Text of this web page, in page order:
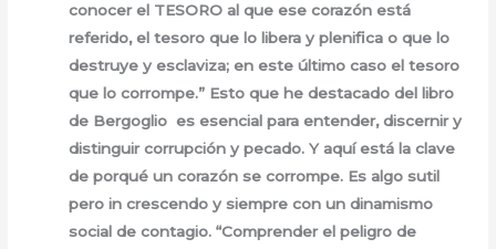
conocer el TESORO al que ese corazón está
referido, el tesoro que lo libera y plenifica o que lo
destruye y esclaviza; en este último caso el tesoro
que lo corrompe.” Esto que he destacado del libro
de Bergoglio es esencial para entender, discernir y
distinguir corrupción y pecado. Y aquí está la clave
de porqué un corazón se corrompe. Es algo sutil
pero in crescendo y siempre con un dinamismo
social de contagio. “Comprender el peligro de